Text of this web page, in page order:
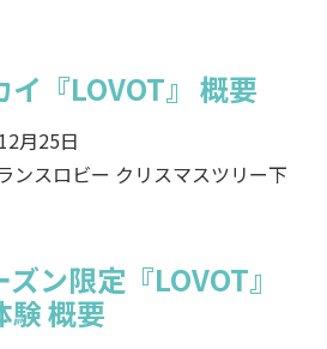
『LOVOT』 概要
月25日
ンスロビー クリスマスツリー下
ン限定『LOVOT』
験 概要